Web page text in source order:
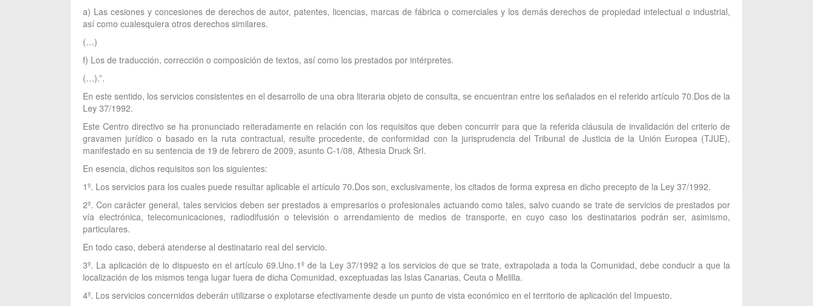
a) Las cesiones y concesiones de derechos de autor, patentes, licencias, marcas de fábrica o comerciales y los demás derechos de propiedad intelectual o industrial,
así como cualesquiera otros derechos similares.
(…)
f) Los de traducción, corrección o composición de textos, así como los prestados por intérpretes.
(…).”.
En este sentido, los servicios consistentes en el desarrollo de una obra literaria objeto de consulta, se encuentran entre los señalados en el referido artículo 70.Dos de la
Ley 37/1992.
Este Centro directivo se ha pronunciado reiteradamente en relación con los requisitos que deben concurrir para que la referida cláusula de invalidación del criterio de
gravamen jurídico o basado en la ruta contractual, resulte procedente, de conformidad con la jurisprudencia del Tribunal de Justicia de la Unión Europea (TJUE),
manifestado en su sentencia de 19 de febrero de 2009, asunto C-1/08, Athesia Druck Srl.
En esencia, dichos requisitos son los siguientes:
1º. Los servicios para los cuales puede resultar aplicable el artículo 70.Dos son, exclusivamente, los citados de forma expresa en dicho precepto de la Ley 37/1992.
2º. Con carácter general, tales servicios deben ser prestados a empresarios o profesionales actuando como tales, salvo cuando se trate de servicios de prestados por
vía electrónica, telecomunicaciones, radiodifusión o televisión o arrendamiento de medios de transporte, en cuyo caso los destinatarios podrán ser, asimismo,
particulares.
En todo caso, deberá atenderse al destinatario real del servicio.
3º. La aplicación de lo dispuesto en el artículo 69.Uno.1º de la Ley 37/1992 a los servicios de que se trate, extrapolada a toda la Comunidad, debe conducir a que la
localización de los mismos tenga lugar fuera de dicha Comunidad, exceptuadas las Islas Canarias, Ceuta o Melilla.
4º. Los servicios concernidos deberán utilizarse o explotarse efectivamente desde un punto de vista económico en el territorio de aplicación del Impuesto.